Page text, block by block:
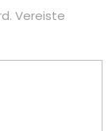
Vereiste